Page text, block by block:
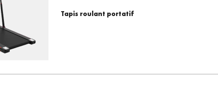
Tapis roulant portatif